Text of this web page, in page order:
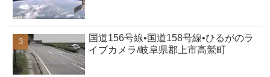
国道156号線•国道158号線•ひるがのラ
イブカメラ/岐阜県郡上市高鷲町